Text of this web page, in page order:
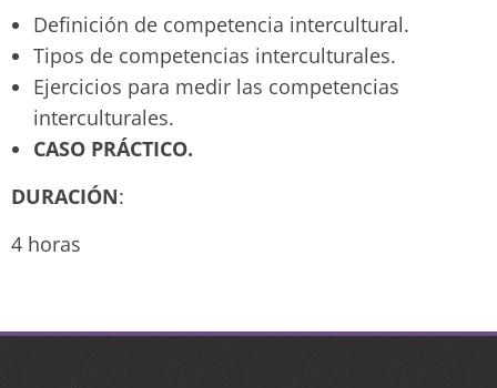
Definición de competencia intercultural.
Tipos de competencias interculturales.
Ejercicios para medir las competencias
interculturales.
CASO PRÁCTICO.
DURACIÓN:
4 horas